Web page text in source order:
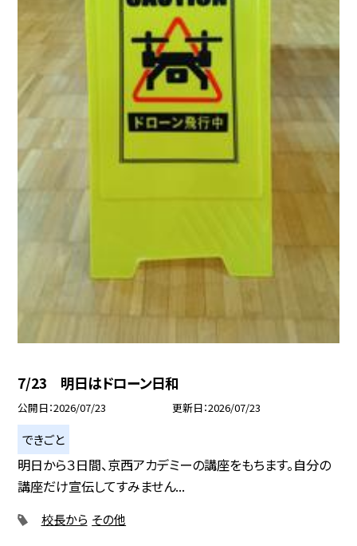
7/23 明日はドローン日和
公開日 2026/07/23 更新日 2026/07/23
できごと
明日から３日間、京西アカデミーの講座をもちます。自分の
講座だけ宣伝してすみません...
校長から その他